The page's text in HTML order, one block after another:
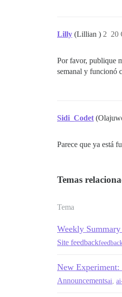
Lilly (Lillian ) 20
2
Por favor, publique
semanal y funcionó
Sidi_Codet
Parece que ya está
Temas
Tema
Weekly Summary
Site feedback
New
Announcementsai